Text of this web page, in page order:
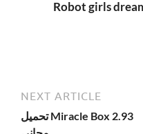
Robot girls
NEXT ARTICLE
Miracle Box 2.93 تحميل